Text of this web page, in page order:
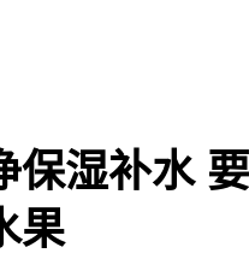
保湿补水
果